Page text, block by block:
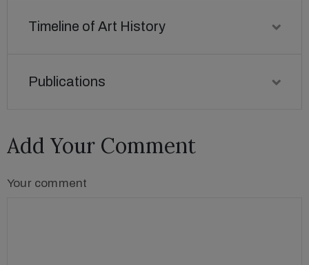
Timeline of Art History
Publications
Add Your Comment
Your comment